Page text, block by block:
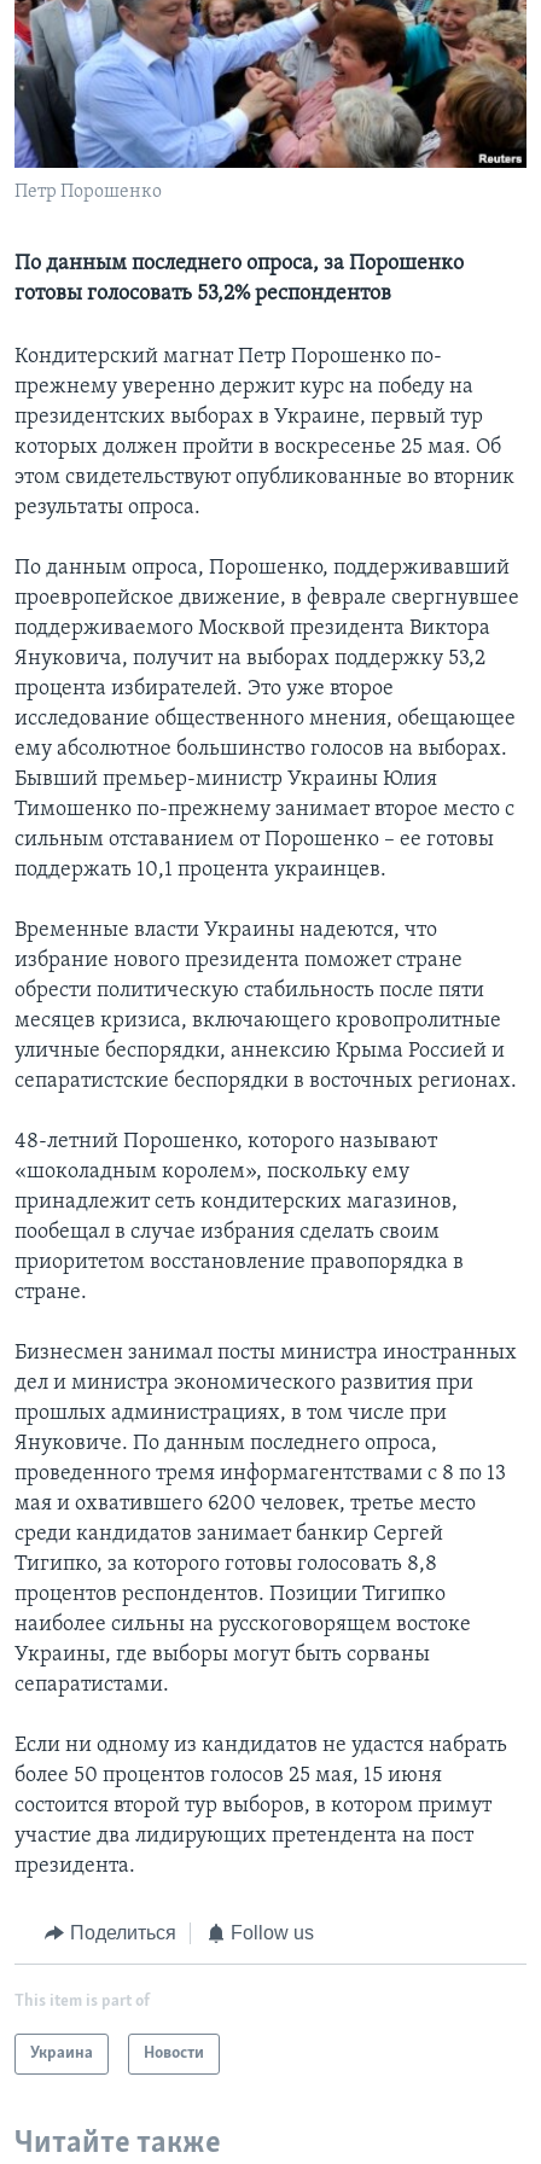
Learning English
СОЦИАЛЬНЫЕ СЕТИ
Петр Порошенко
По данным последнего опроса, за Порошенко
готовы голосовать 53,2% респондентов
Кондитерский магнат Петр Порошенко по-
прежнему уверенно держит курс на победу на
президентских выборах в Украине, первый тур
которых должен пройти в воскресенье 25 мая. Об
этом свидетельствуют опубликованные во вторник
результаты опроса.
По данным опроса, Порошенко, поддерживавший
проевропейское движение, в феврале свергнувшее
поддерживаемого Москвой президента Виктора
Януковича, получит на выборах поддержку 53,2
процента избирателей. Это уже второе
исследование общественного мнения, обещающее
ему абсолютное большинство голосов на выборах.
Бывший премьер-министр Украины Юлия
Тимошенко по-прежнему занимает второе место с
сильным отставанием от Порошенко – ее готовы
поддержать 10,1 процента украинцев.
Временные власти Украины надеются, что
избрание нового президента поможет стране
обрести политическую стабильность после пяти
месяцев кризиса, включающего кровопролитные
уличные беспорядки, аннексию Крыма Россией и
сепаратистские беспорядки в восточных регионах.
48-летний Порошенко, которого называют
«шоколадным королем», поскольку ему
принадлежит сеть кондитерских магазинов,
пообещал в случае избрания сделать своим
приоритетом восстановление правопорядка в
стране.
Бизнесмен занимал посты министра иностранных
дел и министра экономического развития при
прошлых администрациях, в том числе при
Януковиче. По данным последнего опроса,
проведенного тремя информагентствами с 8 по 13
мая и охватившего 6200 человек, третье место
среди кандидатов занимает банкир Сергей
Тигипко, за которого готовы голосовать 8,8
процентов респондентов. Позиции Тигипко
наиболее сильны на русскоговорящем востоке
Украины, где выборы могут быть сорваны
сепаратистами.
Если ни одному из кандидатов не удастся набрать
более 50 процентов голосов 25 мая, 15 июня
состоится второй тур выборов, в котором примут
участие два лидирующих претендента на пост
президента.
Поделиться Follow us
This item is part of
Украина Новости
Читайте также